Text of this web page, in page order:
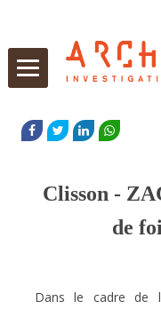
FACEBOOK
TWITTERLINKEDIN
Clisson -
de
Dans le cadre de